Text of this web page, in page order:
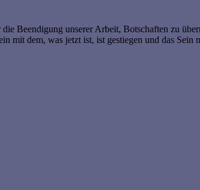
Beendigung unserer Arbeit, Botschaften zu
mit dem, was jetzt ist, ist gestiegen und das Sein